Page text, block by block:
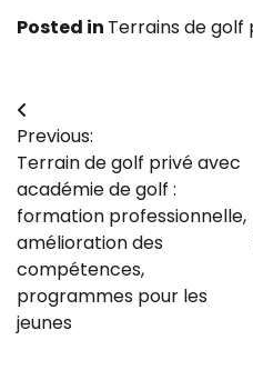
Posted in Terrains de golf
Post
navigation
Previous:
Terrain de golf privé avec
académie de golf :
formation professionnelle,
amélioration des
compétences,
programmes pour les
jeunes